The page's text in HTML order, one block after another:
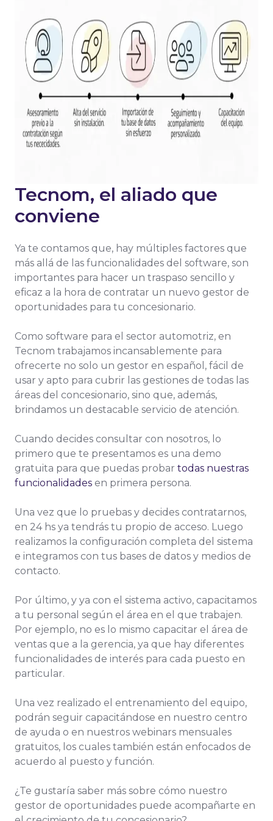
Tecnom, el aliado que
conviene
Ya te contamos que, hay múltiples factores que
más allá de las funcionalidades del software, son
importantes para hacer un traspaso sencillo y
eficaz a la hora de contratar un nuevo gestor de
oportunidades para tu concesionario.
Como software para el sector automotriz, en
Tecnom trabajamos incansablemente para
ofrecerte no solo un gestor en español, fácil de
usar y apto para cubrir las gestiones de todas las
áreas del concesionario, sino que, además,
brindamos un destacable servicio de atención.
Cuando decides consultar con nosotros, lo
primero que te presentamos es una demo
gratuita para que puedas probar todas nuestras
funcionalidades en primera persona.
Una vez que lo pruebas y decides contratarnos,
en 24 hs ya tendrás tu propio de acceso. Luego
realizamos la configuración completa del sistema
e integramos con tus bases de datos y medios de
contacto.
Por último, y ya con el sistema activo, capacitamos
a tu personal según el área en el que trabajen.
Por ejemplo, no es lo mismo capacitar el área de
ventas que a la gerencia, ya que hay diferentes
funcionalidades de interés para cada puesto en
particular.
Una vez realizado el entrenamiento del equipo,
podrán seguir capacitándose en nuestro centro
de ayuda o en nuestros webinars mensuales
gratuitos, los cuales también están enfocados de
acuerdo al puesto y función.
¿Te gustaría saber más sobre cómo nuestro
gestor de oportunidades puede acompañarte en